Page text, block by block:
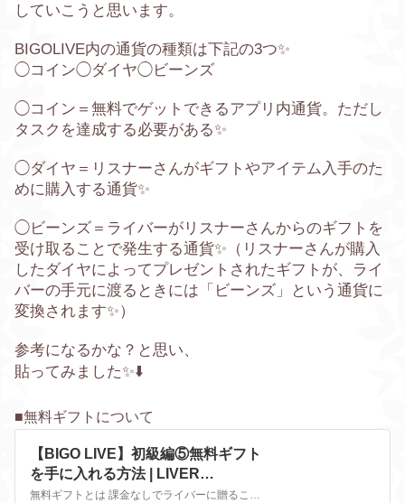
していこうと思います。
BIGOLIVE内の通貨の種類は下記の3つ✨
◯コイン◯ダイヤ◯ビーンズ
◯コイン＝無料でゲットできるアプリ内通貨。ただし
タスクを達成する必要がある✨
◯ダイヤ＝リスナーさんがギフトやアイテム入手のた
めに購入する通貨✨
◯ビーンズ＝ライバーがリスナーさんからのギフトを
受け取ることで発生する通貨✨（リスナーさんが購入
したダイヤによってプレゼントされたギフトが、ライ
バーの手元に渡るときには「ビーンズ」という通貨に
変換されます✨）
参考になるかな？と思い、
貼ってみました✨⬇️
■無料ギフトについて
【BIGO LIVE】初級編⑤無料ギフト
を手に入れる方法 | LIVER
CAMPUS-ライバーキャンパス-
無料ギフトとは 課金なしでライバーに贈ることのできるギフトです。 いきなり課金するのは怖いな…という方にもオススメな方法になります。 ここでは無料ギフトを簡単に手に入れる方法と無料ギフトの確認方法をご紹介します。 ぜひ参考にしてください！